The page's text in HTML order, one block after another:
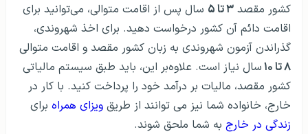
کشور مقصد ۳ تا ۵
سال پس از اقامت متوالی، می‌توانید برای
اقامت دائم آن کشور درخواست دهید. برای اخذ شهروندی،
گذراندن آزمون شهروندی به زبان کشور مقصد و اقامت متوالی
۸ تا ۱۰
سال نیاز است. علاوه‌بر این، باید طبق سیستم مالیاتی
کشور مقصد، مالیات بر درآمد خود را پرداخت کنید. با کار در
خارج، خانواده شما نیز می توانند از طریق ویزای همراه برای
زندگی در خارج به شما ملحق شوند.